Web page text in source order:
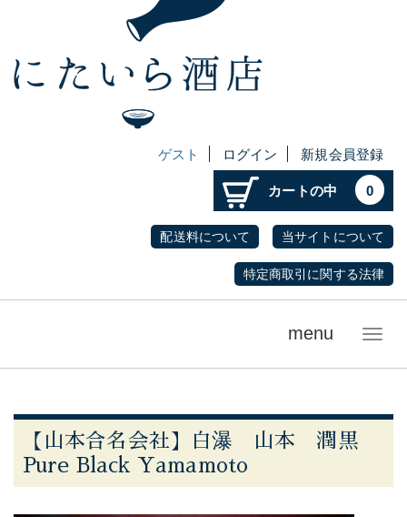
ゲスト ログイン 新規会員登録
カートの中 0
配送料について 当サイトについて
特定商取引に関する法律
メ
menu
【山本合名会社】白瀑 山本 潤黒
Pure Black Yamamoto